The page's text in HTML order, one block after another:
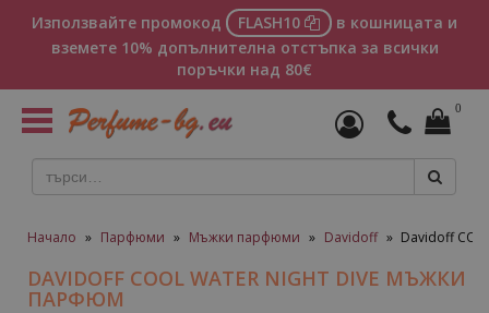
Използвайте промокод FLASH10
в кошницата и
вземете 10% допълнителна отстъпка за всички
поръчки над 80€
Toggle
navigation
0
Начало » Парфюми » Мъжки парфюми » Davidoff » Davidoff
DAVIDOFF COOL WATER NIGHT DIVE МЪЖКИ
ПАРФЮМ